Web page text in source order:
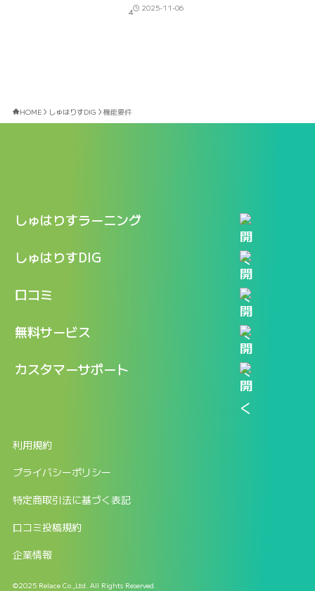
4 2025-11-06
HOME しゅはりすDIG 機能要件
しゅはりすラーニング
特長
料金
新着情報
ログイン
しゅはりすDIG
記事一覧
口コミ
口コミ一覧
無料サービス
LINEで『Iパス ならし学習』
カスタマーサポート
返金申請フォーム
利用規約
プライバシーポリシー
特定商取引法に基づく表記
口コミ投稿規約
企業情報
©2025 Relace Co.,Ltd. All Rights Reserved.